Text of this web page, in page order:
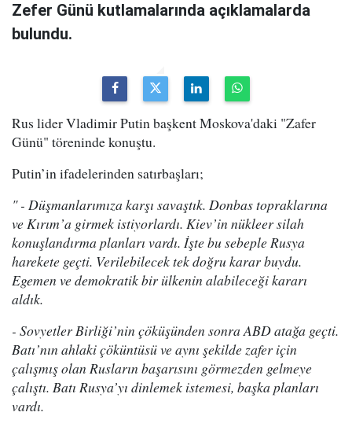
Zefer Günü kutlamalarında açıklamalarda
bulundu.
Rus lider Vladimir Putin başkent Moskova'daki "Zafer
Günü" töreninde konuştu.
Putin’in ifadelerinden satırbaşları;
" - Düşmanlarımıza karşı savaştık. Donbas topraklarına
ve Kırım’a girmek istiyorlardı. Kiev’in nükleer silah
konuşlandırma planları vardı. İşte bu sebeple Rusya
harekete geçti. Verilebilecek tek doğru karar buydu.
Egemen ve demokratik bir ülkenin alabileceği kararı
aldık.
- Sovyetler Birliği’nin çöküşünden sonra ABD atağa geçti.
Batı’nın ahlaki çöküntüsü ve aynı şekilde zafer için
çalışmış olan Rusların başarısını görmezden gelmeye
çalıştı. Batı Rusya’yı dinlemek istemesi, başka planları
vardı.